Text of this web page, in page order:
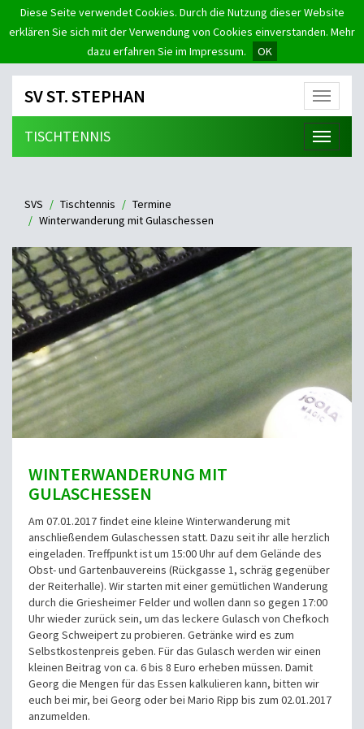
Diese Seite verwendet Cookies. Durch die Nutzung dieser Website
erklären Sie sich mit der Verwendung von Cookies einverstanden. Mehr
dazu erfahren Sie im Impressum.
OK
Menü
SV ST. STEPHAN
Menü
TISCHTENNIS
SVS Tischtennis
Termine
Winterwanderung mit Gulaschessen
WINTERWANDERUNG MIT
GULASCHESSEN
Am 07.01.2017 findet eine kleine Winterwanderung mit
anschließendem Gulaschessen statt. Dazu seit ihr alle herzlich
eingeladen. Treffpunkt ist um 15:00 Uhr auf dem Gelände des
Obst- und Gartenbauvereins (Rückgasse 1, schräg gegenüber
der Reiterhalle). Wir starten mit einer gemütlichen Wanderung
durch die Griesheimer Felder und wollen dann so gegen 17:00
Uhr wieder zurück sein, um das leckere Gulasch von Chefkoch
Georg Schweipert zu probieren. Getränke wird es zum
Selbstkostenpreis geben. Für das Gulasch werden wir einen
kleinen Beitrag von ca. 6 bis 8 Euro erheben müssen. Damit
Georg die Mengen für das Essen kalkulieren kann, bitten wir
euch bei mir, bei Georg oder bei Mario Ripp bis zum 02.01.2017
anzumelden.